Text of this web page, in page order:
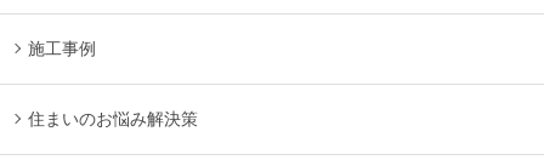
施工事例
住まいのお悩み解決策